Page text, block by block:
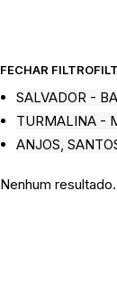
FECHAR FILTRO
SALVADOR - BA
TURMALINA -
ANJOS,
Nenhum